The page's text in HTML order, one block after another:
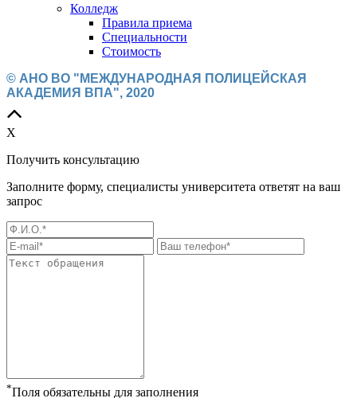
Колледж
Правила приема
Специальности
Стоимость
© АНО ВО "МЕЖДУНАРОДНАЯ ПОЛИЦЕЙСКАЯ
АКАДЕМИЯ ВПА", 2020
X
Получить консультацию
Заполните форму, специалисты университета ответят на ваш
запрос
*Поля обязательны для заполнения